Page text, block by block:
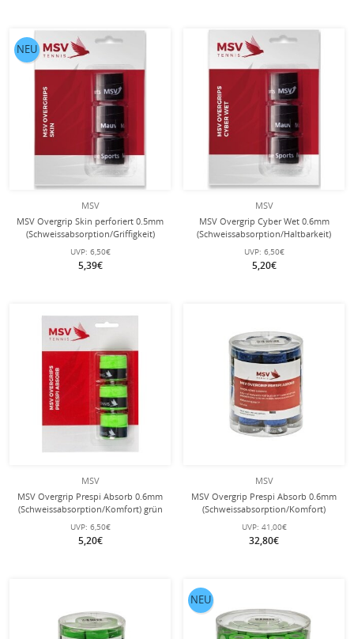
MSV
MSV Overgrip Skin perforiert 0.5mm
(Schweissabsorption/Griffigkeit)
schwarz 3er
UVP: 6,50€
5,39€
NEU
MSV
MSV Overgrip Cyber Wet 0.6mm
(Schweissabsorption/Haltbarkeit)
schwarz 3er
UVP: 6,50€
5,20€
MSV
MSV Overgrip Prespi Absorb 0.6mm
(Schweissabsorption/Komfort) grün
3er
UVP: 6,50€
5,20€
MSV
MSV Overgrip Prespi Absorb 0.6mm
(Schweissabsorption/Komfort)
dunkelblau 24er Box
UVP: 41,00€
32,80€
NEU